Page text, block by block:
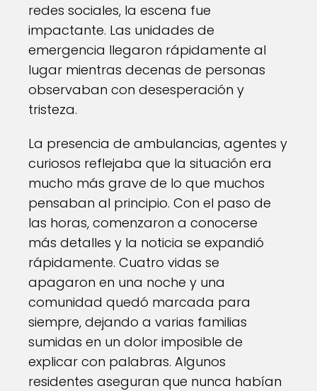
redes sociales, la escena fue
impactante. Las unidades de
emergencia llegaron rápidamente al
lugar mientras decenas de personas
observaban con desesperación y
tristeza.
La presencia de ambulancias, agentes y
curiosos reflejaba que la situación era
mucho más grave de lo que muchos
pensaban al principio. Con el paso de
las horas, comenzaron a conocerse
más detalles y la noticia se expandió
rápidamente. Cuatro vidas se
apagaron en una noche y una
comunidad quedó marcada para
siempre, dejando a varias familias
sumidas en un dolor imposible de
explicar con palabras. Algunos
residentes aseguran que nunca habían